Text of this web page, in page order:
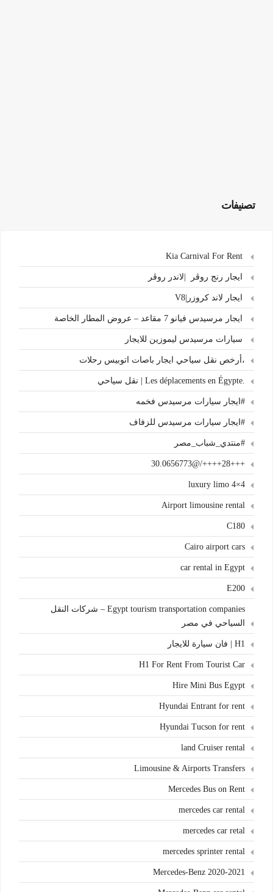
تصنيفات
ايجار رنج روڤر |لاندر روڤر
ايجار لاند كروزر|V8
ايجار مرسيدس فيانو 7 مقاعد – عروض المطار الخاصة
سيارات مرسيدس ليموزين للايجار
،أرخص نقل سياحي ايجار باصات اتوبيس رحلات
.Les déplacements en Égypte | نقل سياحي
#ايجار سيارات مرسيدس فخمه
#ايجار سيارات مرسيدس للزفاف
#منتدي_شباب_مصر
+++28++++/@30.0656773
4×4 luxury limo
Airport limousine rental
C180
Cairo airport cars
car rental in Egypt
E200
Egypt tourism transportation companies – شركات النقل
السياحي في مصر
H1 | فان سيارة للايجار
H1 For Rent From Tourist Car
Hire Mini Bus Egypt
Hyundai Entrant for rent
Hyundai Tucson for rent
land Cruiser rental
Limousine & Airports Transfers
Mercedes Bus on Rent
mercedes car rental
mercedes car retal
mercedes sprinter rental
Mercedes-Benz 2020-2021